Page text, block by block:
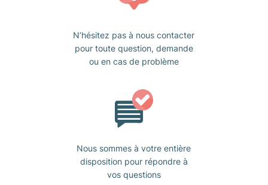
N’hésitez pas à nous contacter
pour toute question, demande
ou en cas de problème
Nous sommes à votre entière
disposition pour répondre à
vos questions